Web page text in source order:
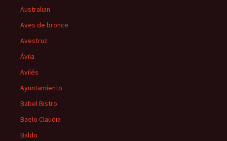
Australian
Aves de bronce
Avestruz
Ávila
Avilés
Ayuntamiento
Babel Bistro
Baelo Claudia
Baldo